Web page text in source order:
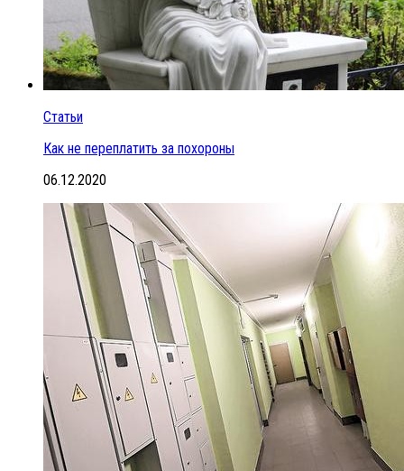
Статьи
Как не переплатить за похороны
06.12.2020